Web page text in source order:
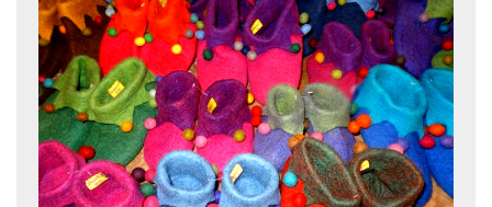
神々とつながるジュエリー
ヒーリング・マンダラポスター
ロゴステッカー・ポストカード各種
亡命チベット人尼僧のお守り・チャーム
チベット・マントラ・ヒーリングCD